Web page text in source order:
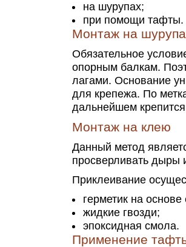
на шурупах;
при помощи тафты.
Монтаж на
Обязательное
опорным балкам.
лагами. Основание
для крепежа. По
дальнейшем
Монтаж на клею
Данный метод
просверливать дыры
Приклеивание
герметик на основе
жидкие гвозди;
эпоксидная смола.
Применение